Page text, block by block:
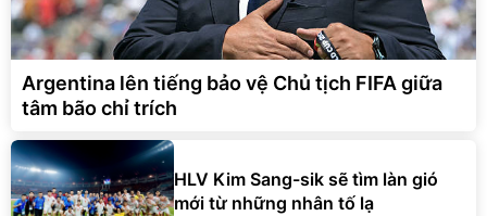
Argentina lên tiếng bảo vệ Chủ tịch FIFA giữa
tâm bão chỉ trích
HLV Kim Sang-sik sẽ tìm làn gió
mới từ những nhân tố lạ